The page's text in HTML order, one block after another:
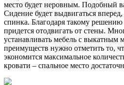
место будет неровным. Подобный
Сидение будет выдвигаться
спинка. Благодаря такому решению
придется отодвигать от стены.
устанавливать мебель с выкатным
преимуществ нужно отметить то,
экономится максимальное
кровати – спальное место